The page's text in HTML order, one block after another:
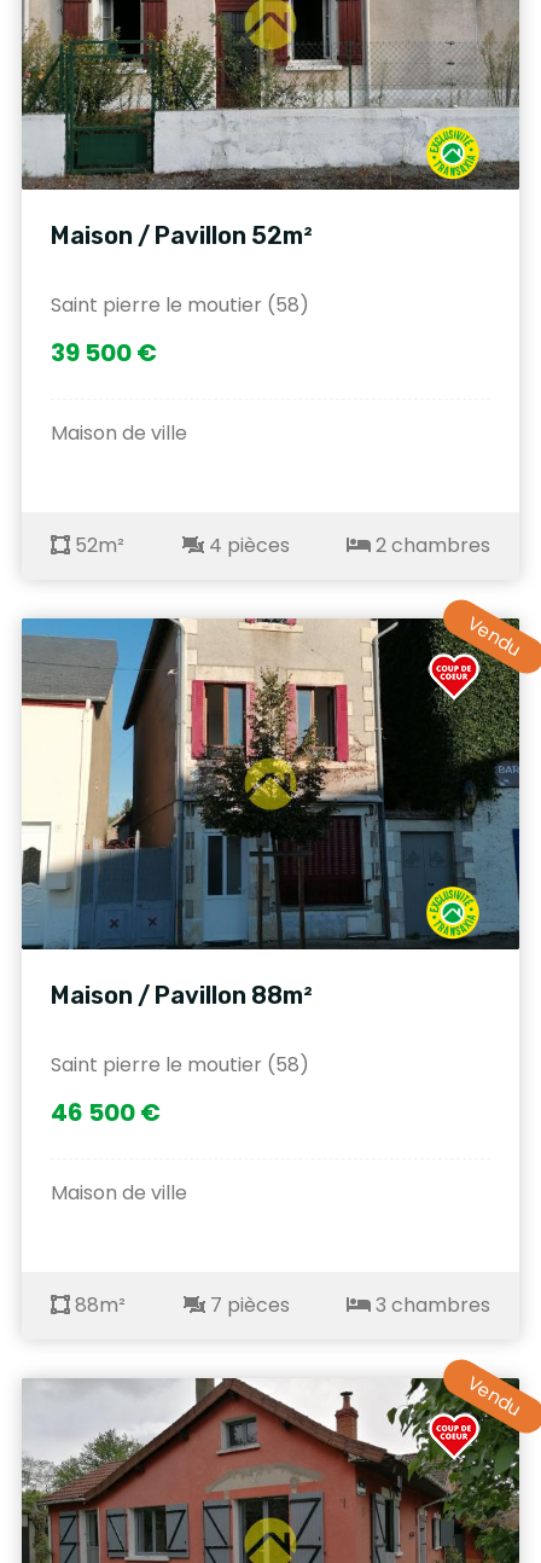
Maison / Pavillon 52m²
Saint pierre le moutier (58)
39 500 €
Maison de ville
52m² 4 pièces 2 chambres
Vendu
Maison / Pavillon 88m²
Saint pierre le moutier (58)
46 500 €
Maison de ville
88m² 7 pièces 3 chambres
Vendu